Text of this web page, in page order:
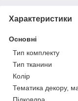
Характеристики
Основні
Тип комплекту
Тип тканини
Колір
Тематика декору,
Підковдра